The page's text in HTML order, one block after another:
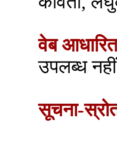
वेब
उपलब्ध नहीं
सूचना-